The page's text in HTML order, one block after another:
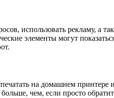
использовать рекламу, а
элементы могут
на домашнем принтере
чем, если просто